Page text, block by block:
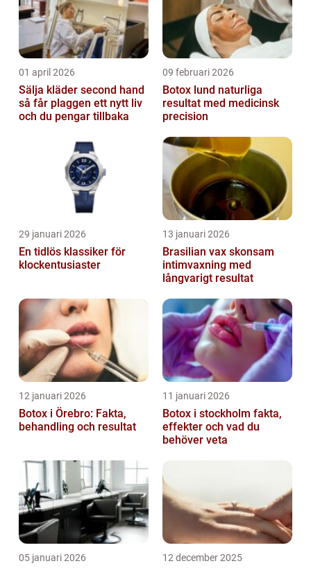
01 april 2026
Sälja kläder second hand
så får plaggen ett nytt liv
och du pengar tillbaka
09 februari 2026
Botox lund naturliga
resultat med medicinsk
precision
29 januari 2026
En tidlös klassiker för
klockentusiaster
13 januari 2026
Brasilian vax skonsam
intimvaxning med
långvarigt resultat
12 januari 2026
Botox i Örebro: Fakta,
behandling och resultat
11 januari 2026
Botox i stockholm fakta,
effekter och vad du
behöver veta
05 januari 2026 12 december 2025